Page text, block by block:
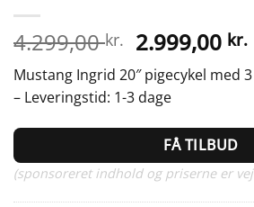
4.299,00kr. Den
oprindelige
pris
var:
4.299,00
2.999,00 kr.
Mustang Ingrid 20″ pigecykel med
– Leveringstid: 1-3 dage
FÅ TILBUD
(sponsoreret indhold og priserne er